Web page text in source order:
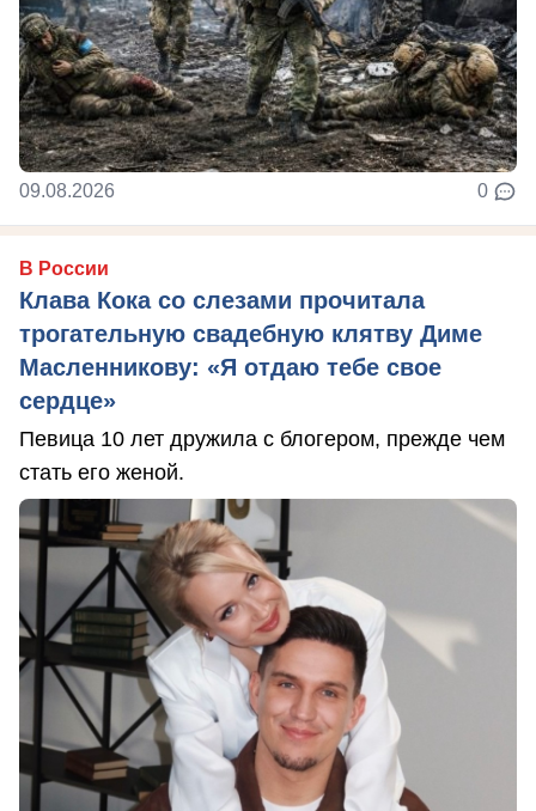
09.08.2026 0
В России
Клава Кока со слезами прочитала
трогательную свадебную клятву Диме
Масленникову: «Я отдаю тебе свое
сердце»
Певица 10 лет дружила с блогером, прежде чем
стать его женой.